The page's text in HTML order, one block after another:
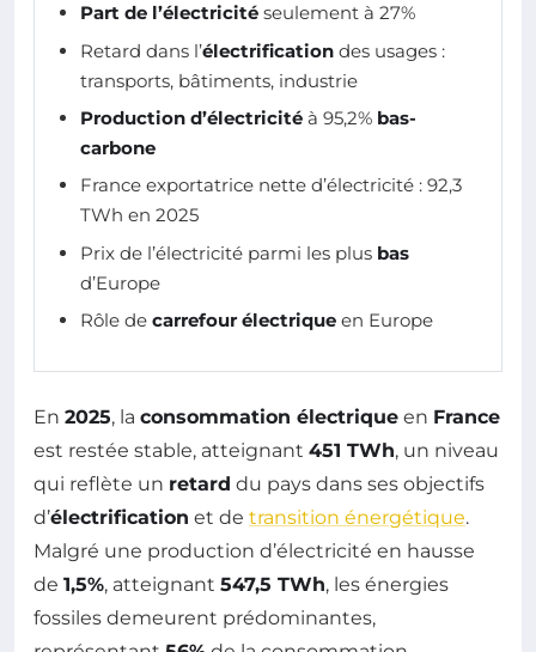
Part de l’électricité seulement à 27%
Retard dans l’électrification des usages :
transports, bâtiments, industrie
Production d’électricité à 95,2% bas-
carbone
France exportatrice nette d’électricité : 92,3
TWh en 2025
Prix de l’électricité parmi les plus bas
d’Europe
Rôle de carrefour électrique en Europe
En 2025, la consommation électrique en France
est restée stable, atteignant 451 TWh, un niveau
qui reflète un retard du pays dans ses objectifs
d’électrification et de transition énergétique.
Malgré une production d’électricité en hausse
de 1,5%, atteignant 547,5 TWh, les énergies
fossiles demeurent prédominantes,